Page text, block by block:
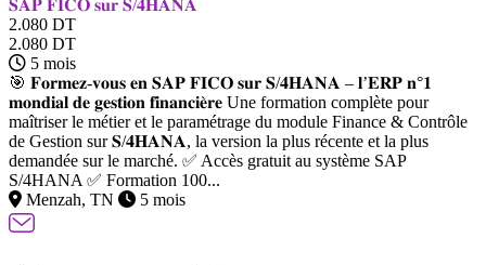
𝐒𝐀𝐏 𝐅𝐈𝐂𝐎 𝐬𝐮𝐫 𝐒/𝟒𝐇𝐀𝐍𝐀
2.080 DT
2.080 DT
5 mois
🎯 𝐅𝐨𝐫𝐦𝐞𝐳-𝐯𝐨𝐮𝐬 𝐞𝐧 𝐒𝐀𝐏 𝐅𝐈𝐂𝐎 𝐬𝐮𝐫 𝐒/𝟒𝐇𝐀𝐍𝐀 – 𝐥’𝐄𝐑𝐏 𝐧°𝟏
𝐦𝐨𝐧𝐝𝐢𝐚𝐥 𝐝𝐞 𝐠𝐞𝐬𝐭𝐢𝐨𝐧 𝐟𝐢𝐧𝐚𝐧𝐜𝐢𝐞̀𝐫𝐞 Une formation complète pour
maîtriser le métier et le paramétrage du module Finance & Contrôle
de Gestion sur 𝐒/𝟒𝐇𝐀𝐍𝐀, la version la plus récente et la plus
demandée sur le marché. ✅ Accès gratuit au système SAP
S/4HANA ✅ Formation 100...
Menzah, TN
5 mois